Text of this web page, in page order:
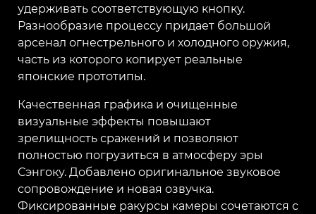
удерживать соответствующую кнопку.
Разнообразие процессу придает большой
арсенал огнестрельного и холодного оружия,
часть из которого копирует реальные
японские прототипы.
Качественная графика и очищенные
визуальные эффекты повышают
зрелищность сражений и позволяют
полностью погрузиться в атмосферу эры
Сэнгоку. Добавлено оригинальное звуковое
сопровождение и новая озвучка.
Фиксированные ракурсы камеры сочетаются с